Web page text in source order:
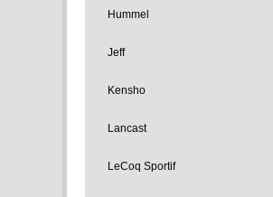
Hummel
Jeff
Kensho
Lancast
LeCoq Sportif